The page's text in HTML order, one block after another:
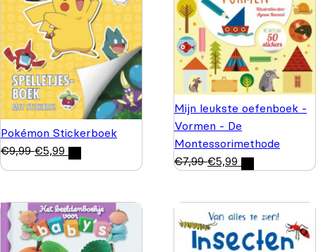
Pokémon Stickerboek
€9,99 €5,99
Mijn leukste oefenboek -
Vormen - De
Montessorimethode
€7,99 €5,99